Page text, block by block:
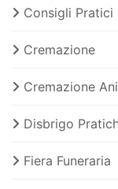
Consigli Pratici
Cremazione
Cremazione
Disbrigo
Fiera Funeraria